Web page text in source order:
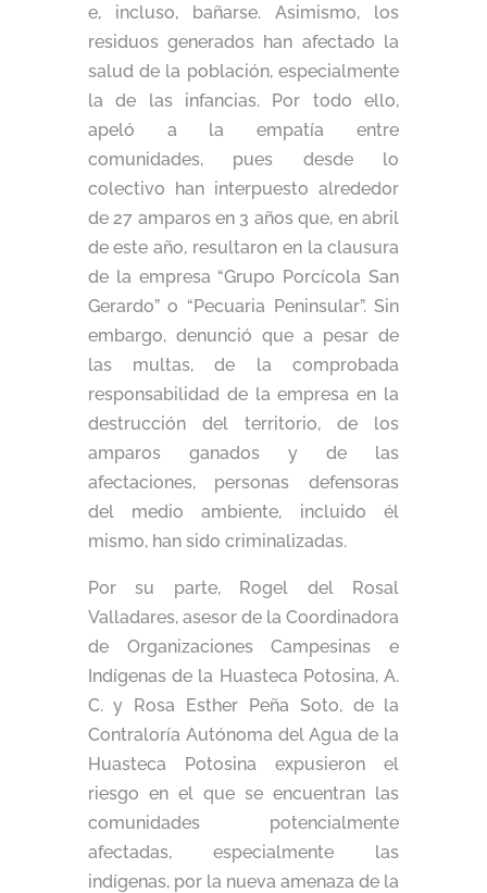
e, incluso, bañarse. Asimismo, los
residuos generados han afectado la
salud de la población, especialmente
la de las infancias. Por todo ello,
apeló a la empatía entre
comunidades, pues desde lo
colectivo han interpuesto alrededor
de 27 amparos en 3 años que, en abril
de este año, resultaron en la clausura
de la empresa “Grupo Porcícola San
Gerardo” o “Pecuaria Peninsular”. Sin
embargo, denunció que a pesar de
las multas, de la comprobada
responsabilidad de la empresa en la
destrucción del territorio, de los
amparos ganados y de las
afectaciones, personas defensoras
del medio ambiente, incluido él
mismo, han sido criminalizadas.
Por su parte, Rogel del Rosal
Valladares, asesor de la Coordinadora
de Organizaciones Campesinas e
Indígenas de la Huasteca Potosina, A.
C. y Rosa Esther Peña Soto, de la
Contraloría Autónoma del Agua de la
Huasteca Potosina expusieron el
riesgo en el que se encuentran las
comunidades potencialmente
afectadas, especialmente las
indígenas, por la nueva amenaza de la